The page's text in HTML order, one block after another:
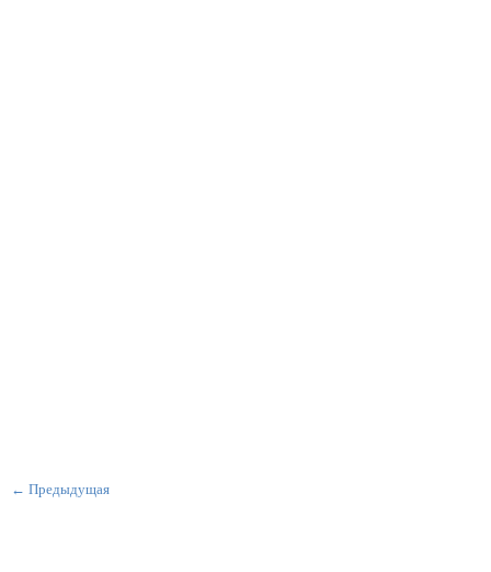
← Предыдущая